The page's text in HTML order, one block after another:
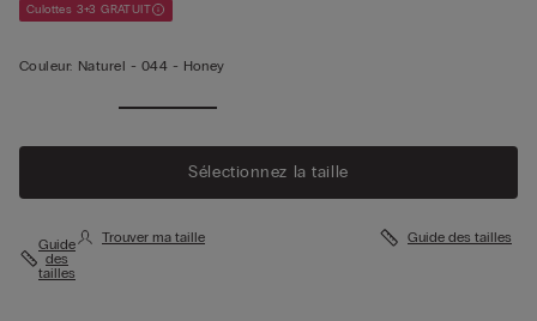
Culottes 3+3 GRATUIT
Couleur: Naturel - 044 - Honey
Sélectionnez la taille
Guide
des
tailles
Trouver ma taille Guide des tailles